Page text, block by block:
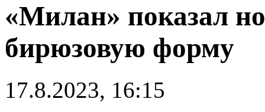
«Милан» показал
бирюзовую форму
17.8.2023, 16:15